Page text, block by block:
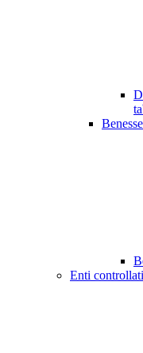
Enti controllati